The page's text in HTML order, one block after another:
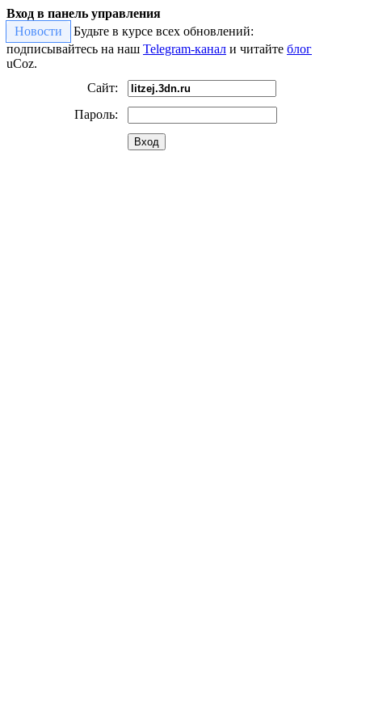
Вход в панель управления
Новости
Будьте в курсе всех обновлений:
подписывайтесь на наш Telegram-канал и читайте блог
uCoz.
Сайт:
Пароль:
Вход